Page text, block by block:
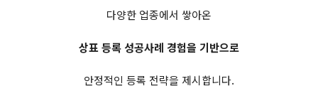
다양한 업종에서 쌓아온
상표 등록 성공사례 경험을 기반으로
안정적인 등록 전략을 제시합니다.